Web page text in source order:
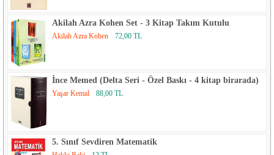
Akilah Azra Kohen Set - 3 Kitap Takım Kutulu
Akilah Azra Kohen 72,00 TL
İnce Memed (Delta Seri - Özel Baskı - 4 kitap birarada)
Yaşar Kemal 88,00 TL
5. Sınıf Sevdiren Matematik